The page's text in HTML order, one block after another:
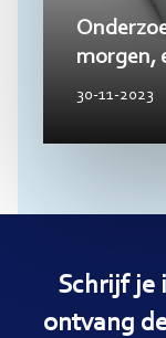
morgen,
30-11-2023
Schrijf je
ontvang